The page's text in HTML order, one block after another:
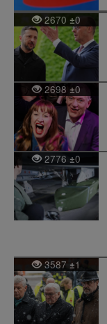
2670 ±0
2698±0
2776±0
3587±1